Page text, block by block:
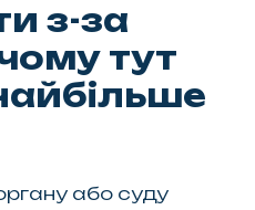
з-за
тут
або суду